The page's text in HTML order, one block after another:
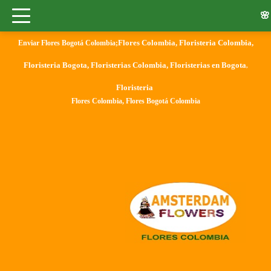
Enviar Flores Bogotá Colombia;Flores Colombia, Floristeria Colombia,
Floristeria Bogota, Floristerias Colombia, Floristerias en Bogota,
Floristeria
Flores Colombia, Flores Bogotá Colombia